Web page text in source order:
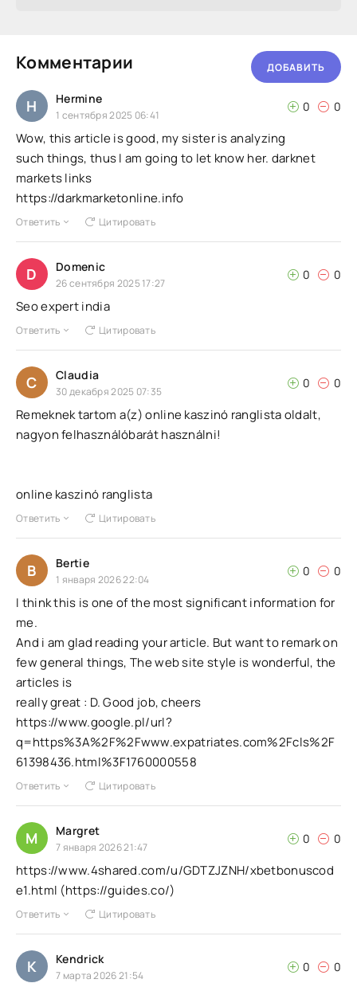
Комментарии ДОБАВИТЬ
H Hermine
1 сентября 2025 06:41
0 0
Wow, this article is good, my sister is analyzing
such things, thus I am going to let know her. darknet
markets links
https://darkmarketonline.info
Ответить Цитировать
D Domenic
26 сентября 2025 17:27
0 0
Seo expert india
Ответить Цитировать
C Claudia
30 декабря 2025 07:35
0 0
Remeknek tartom a(z) online kaszinó ranglista oldalt,
nagyon felhasználóbarát használni!
online kaszinó ranglista
Ответить Цитировать
B Bertie
1 января 2026 22:04
0 0
I think this is one of the most significant information for
me.
And i am glad reading your article. But want to remark on
few general things, The web site style is wonderful, the
articles is
really great : D. Good job, cheers
https://www.google.pl/url?
q=https%3A%2F%2Fwww.expatriates.com%2Fcls%2F
61398436.html%3F1760000558
Ответить Цитировать
M Margret
7 января 2026 21:47
0 0
https://www.4shared.com/u/GDTZJZNH/xbetbonuscod
e1.html (https://guides.co/)
Ответить Цитировать
K Kendrick
7 марта 2026 21:54
0 0